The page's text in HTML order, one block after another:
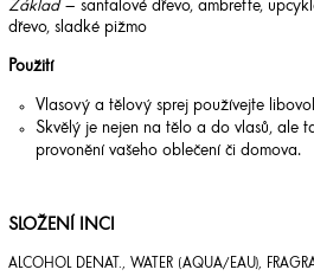
Základ– santalové dřevo, ambrette,
dřevo, sladké pižmo
Použití
Vlasový a tělový sprej používejte
Skvělý je nejen na tělo a do vlasů, ale
provonění vašeho oblečení či domova.
SLOŽENÍ INCI
ALCOHOL DENAT., WATER (AQUA/EAU),